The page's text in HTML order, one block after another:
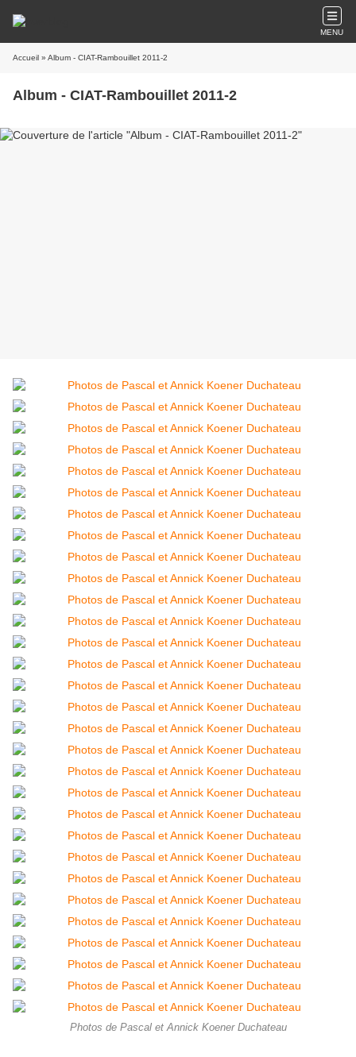
MENU
Accueil » Album - CIAT-Rambouillet 2011-2
Album - CIAT-Rambouillet 2011-2
Photos de Pascal et Annick Koener Duchateau